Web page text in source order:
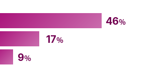
46％
17％
9％